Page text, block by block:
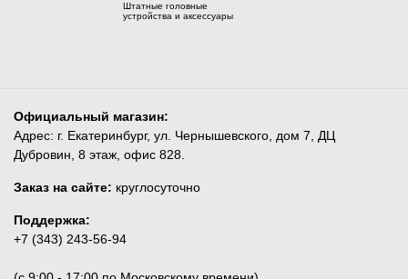
Штатные головные
устройства и аксессуары
Официальный магазин:
Адрес: г. Екатеринбург, ул. Чернышевского, дом 7, ДЦ
Дубровин, 8 этаж, офис 828.
Заказ на сайте: круглосуточно
Поддержка:
+7 (343) 243-56-94